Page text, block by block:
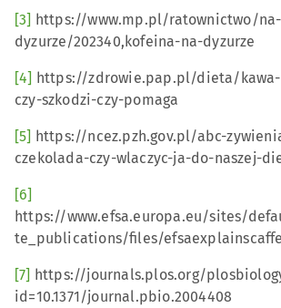
[3] https://www.mp.pl/ratownictwo/na-
dyzurze/202340,kofeina-na-dyzurze
[4] https://zdrowie.pap.pl/dieta/kawa-
czy-szkodzi-czy-pomaga
[5] https://ncez.pzh.gov.pl/abc-
czekolada-czy-wlaczyc-ja-do-naszej-
[6]
https://www.efsa.europa.eu/sites/
te_publications/files/
[7] https://journals.plos.org/
id=10.1371/journal.pbio.2004408